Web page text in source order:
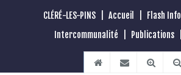
CLÉRÉ-LES-PINS Accueil Flash Info
Intercommunalité
Publications